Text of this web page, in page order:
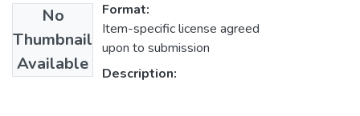
No
Thumbnail
Available
Format:
Item-specific license agreed
upon to submission
Description: